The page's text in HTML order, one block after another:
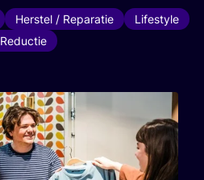
Herstel / Reparatie
Lifestyle
Reductie